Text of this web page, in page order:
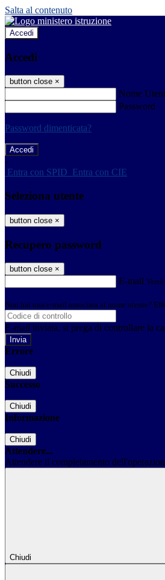
Salta al contenuto
Accedi
Accedi
button close ×
Nome
Password
Password dimenticata?
-
Entra con SPID Entra con CIE
Seleziona utente
button close ×
Recupero password
button close ×
E-mail
Non hai una e-mail associata al nome utente?
E-mail inviata, si prega di controllare la
Errore
Chiudi
Successo
Chiudi
Informazione
Chiudi
Attendere...
Attendere il completamento
Chiudi